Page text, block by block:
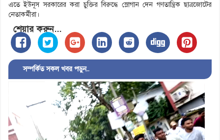
এতে ইউনূস সরকারের করা চুক্তির বিরুদ্ধে স্লোগান দেন গণতান্ত্রিক ছাত্রজোটের
নেতাকর্মীরা।
শেয়ার করুন...
সম্পর্কিত সকল খবর পড়ুন..